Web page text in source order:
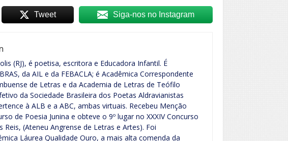
Tweet Siga-nos no Instagram
(RJ), é poetisa, escritora e Educadora Infantil. É
da AIL e da FEBACLA; é Acadêmica Correspondente
de Letras e da Academia de Letras de Teófilo
da Sociedade Brasileira dos Poetas Aldravianistas
à ALB e a ABC, ambas virtuais. Recebeu Menção
de Poesia Junina e obteve o 9º lugar no XXXIV Concurso
Reis, (Ateneu Angrense de Letras e Artes). Foi
Láurea Qualidade Ouro, a mais alta comenda da